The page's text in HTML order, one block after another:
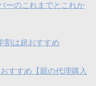
ーのこれまでとこれか
すすめ【親の代理購入